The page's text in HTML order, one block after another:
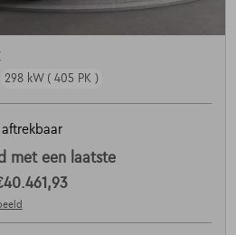
298 kW ( 405 PK )
aftrekbaar
met een laatste